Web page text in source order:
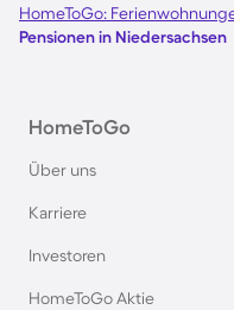
Pensionen in
Pensionen in
HomeToGo:
Pensionen in Niedersachsen
HomeToGo
Über uns
Karriere
Investoren
HomeToGo Aktie